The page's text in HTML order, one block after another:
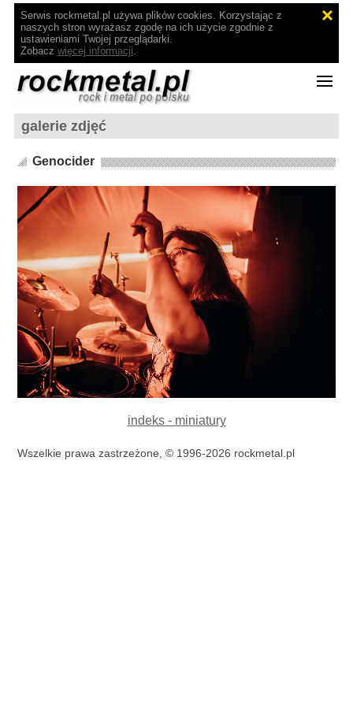
Serwis rockmetal.pl używa plików cookies. Korzystając z
naszych stron wyrażasz zgodę na ich użycie zgodnie z
ustawieniami Twojej przeglądarki.
Zobacz więcej informacji.
galerie zdjęć
Genocider
indeks - miniatury
Wszelkie prawa zastrzeżone, © 1996-2026 rockmetal.pl